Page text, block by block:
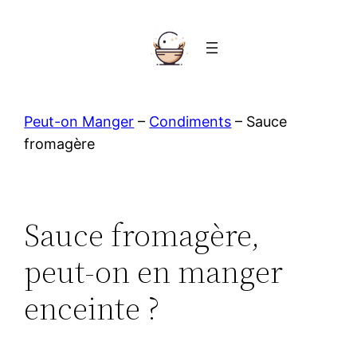
Peut-on Manger – Condiments – Sauce
fromagère
Sauce fromagère,
peut-on en manger
enceinte ?